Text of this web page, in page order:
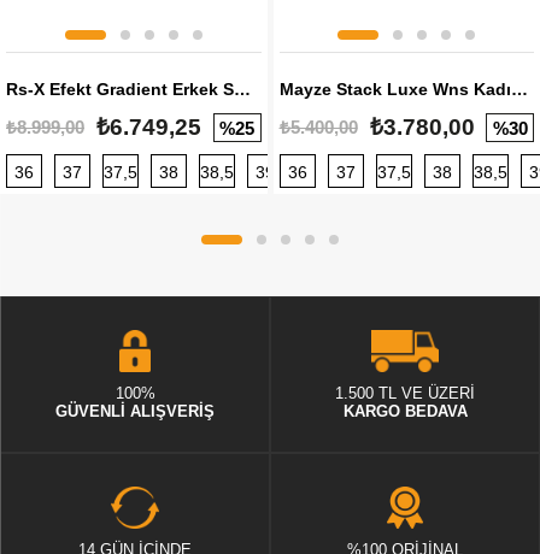
Rs-X Efekt Gradient Erkek Sneaker
₺8.999,00 ₺6.749,25 %25
36 37 37,5 38 38,5 39 40 40,5 41 42 42,5
Mayze Stack Luxe Wns Kadın Sneaker
₺5.400,00 ₺3.780,00 %30
36 37 37,5 38 38,5
100%
GÜVENLİ ALIŞVERİŞ
1.500 TL VE ÜZERİ
KARGO BEDAVA
14 GÜN İÇİNDE
%100 ORİJİNAL